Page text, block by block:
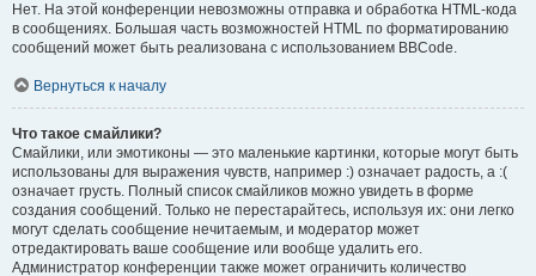
Нет. На этой конференции невозможны отправка и обработка HTML-кода
в сообщениях. Большая часть возможностей HTML по форматированию
сообщений может быть реализована с использованием BBCode.
Вернуться к началу
Что такое смайлики?
Смайлики, или эмотиконы — это маленькие картинки, которые могут быть
использованы для выражения чувств, например :) означает радость, а :(
означает грусть. Полный список смайликов можно увидеть в форме
создания сообщений. Только не перестарайтесь, используя их: они легко
могут сделать сообщение нечитаемым, и модератор может
отредактировать ваше сообщение или вообще удалить его.
Администратор конференции также может ограничить количество